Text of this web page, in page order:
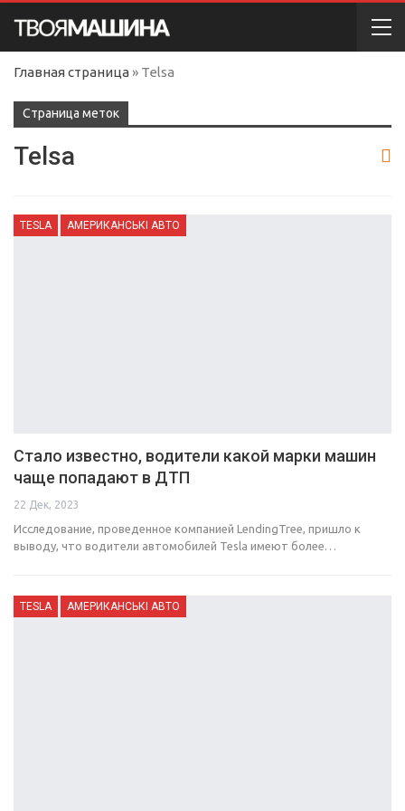
Главная страница » Telsa
Cтраница меток
Telsa
TESLA АМЕРИКАНСЬКІ АВТО
Стало известно, водители какой марки машин
чаще попадают в ДТП
22 Дек, 2023
Исследование, проведенное компанией LendingTree, пришло к
выводу, что водители автомобилей Tesla имеют более…
TESLA АМЕРИКАНСЬКІ АВТО